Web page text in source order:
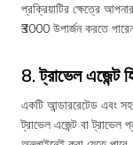
প্রক্রিয়াটির ক্ষেত্রে
₹3000 উপার্জন করতে
8. ট্রাভেল এজেন্ট
একটি আন্ডাররেটেড এবং
ট্রাভেল এজেন্ট বা